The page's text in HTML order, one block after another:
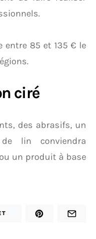
entre 85 et 135 € le
ciré
des abrasifs, un
lin conviendra
un produit à base